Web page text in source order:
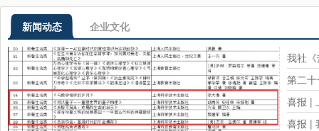
新闻动态 企业文化
我社
第二
喜报 |
喜报 |